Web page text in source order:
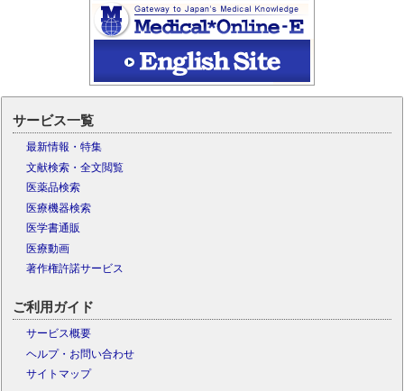
サービス一覧
最新情報・特集
文献検索・全文閲覧
医薬品検索
医療機器検索
医学書通販
医療動画
著作権許諾サービス
ご利用ガイド
サービス概要
ヘルプ・お問い合わせ
サイトマップ